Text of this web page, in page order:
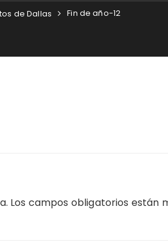
de Dallas Fin de año-12
Los campos obligatorios están